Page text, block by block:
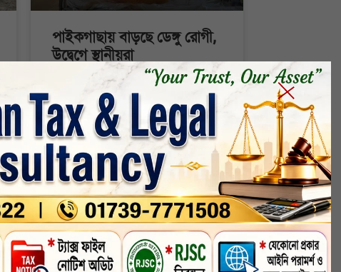
পাইকগাছায় বাড়ছে ডেঙ্গু রোগী,
উদ্বেগে স্থানীয়রা
পলাশ কর্মকার, কপিলমুনিঃ বর্ষা মৌসুমে বৃষ্টিপাত
বাড়ার সঙ্গে সঙ্গে খুলনার পাইকগাছা উপজেলায়
ডেঙ্গু রোগীর সংখ্যা
বিস্তারিত পড়ুন »
জুলাই ২১, ২০২৬ ৮:২১ অপরাহ্ণ
আঞ্চলিক